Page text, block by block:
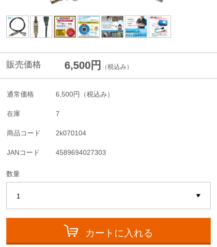
販売価格 6,500円 （税込み）
通常価格 6,500円 （税込み）
在庫 7
商品コード 2k070104
JANコード 4589694027303
数量
カートに入れる